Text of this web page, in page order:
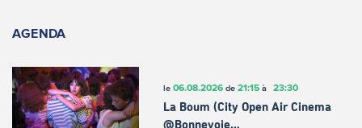
AGENDA
le 06.08.2026de 21:15à 23:30
La Boum (City Open Air Cinema
@Bonnevoie…